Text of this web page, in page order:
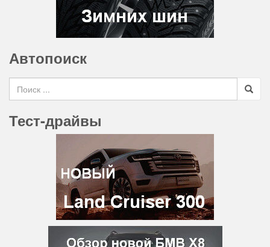
Автопоиск
Search for
Тест-драйвы